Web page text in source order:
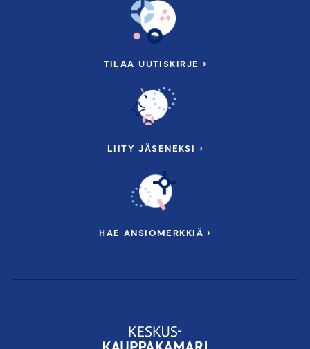
TILAA UUTISKIRJE ›
LIITY JÄSENEKSI ›
HAE ANSIOMERKKIÄ ›